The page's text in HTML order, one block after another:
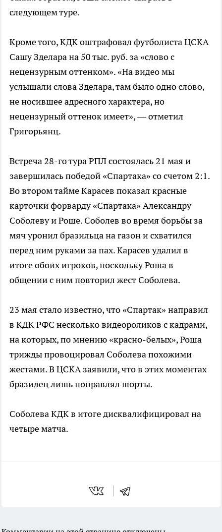
следующем туре.
Кроме того, КДК оштрафовал футболиста ЦСКА
Сашу Зделара на 50 тыс. руб. за «слово с
нецензурным оттенком». «На видео мы
услышали слова Зделара, там было одно слово,
не носившее адресного характера, но
нецензурный оттенок имеет», — отметил
Григорьянц.
Встреча 28-го тура РПЛ состоялась 21 мая и
завершилась победой «Спартака» со счетом 2:1.
Во втором тайме Карасев показал красные
карточки форварду «Спартака» Александру
Соболеву и Роше. Соболев во время борьбы за
мяч уронил бразильца на газон и схватился
перед ним руками за пах. Карасев удалил в
итоге обоих игроков, поскольку Роша в
общении с ним повторил жест Соболева.
23 мая стало известно, что «Спартак» направил
в КДК РФС несколько видеороликов с кадрами,
на которых, по мнению «красно-белых», Роша
трижды провоцировал Соболева похожими
жестами. В ЦСКА заявили, что в этих моментах
бразилец лишь поправлял шорты.
Соболева КДК в итоге дисквалифицировал на
четыре матча.